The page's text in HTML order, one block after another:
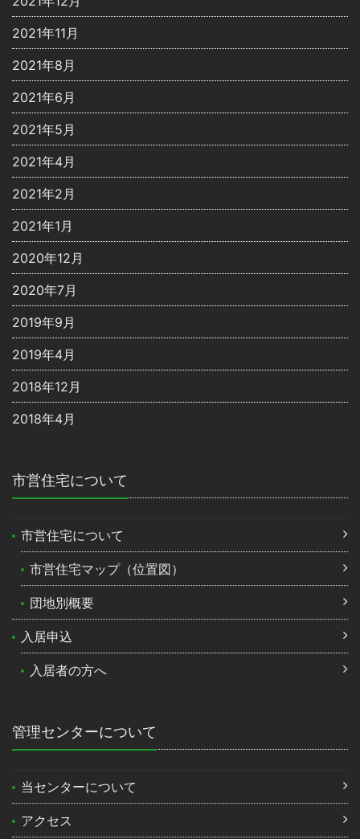
2021年11月
2021年8月
2021年6月
2021年5月
2021年4月
2021年2月
2021年1月
2020年12月
2020年7月
2019年9月
2019年4月
2018年12月
2018年4月
市営住宅について
市営住宅について
市営住宅マップ（位置図）
団地別概要
入居申込
入居者の方へ
管理センターについて
当センターについて
アクセス